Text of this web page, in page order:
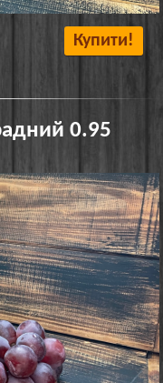
Купити!
0.95